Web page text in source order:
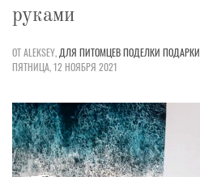
руками
ОТ ALEKSEY, ДЛЯ ПИТОМЦЕВПОДЕЛКИ ПОДАРКИ
ПЯТНИЦА, 12 НОЯБРЯ 2021